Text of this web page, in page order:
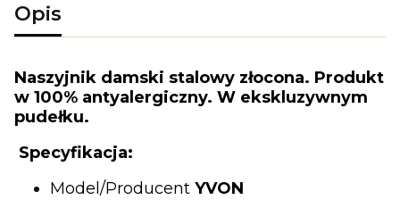
Opis
Naszyjnik damski stalowy złocona. Produkt
w 100% antyalergiczny. W ekskluzywnym
pudełku.
Specyfikacja:
Model/Producent YVON